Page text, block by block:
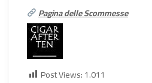
Pagina delle Scommesse
Post Views:1.011